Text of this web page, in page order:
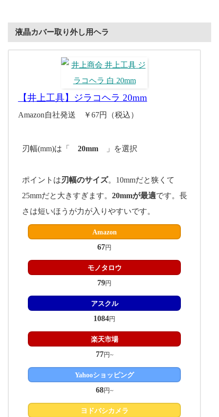
液晶カバー取り外し用ヘラ
【井上工具】ジラコヘラ 20mm
Amazon自社発送 ￥67円（税込）
刃幅(mm)は「 20mm 」を選択
ポイントは刃幅のサイズ。10mmだと狭くて
25mmだと大きすぎます。 20mmが最適です。長
さは短いほうが力が入りやすいです。
Amazon
67円
モノタロウ
79円
アスクル
1084円
楽天市場
77円~
Yahooショッピング
68円~
ヨドバシカメラ